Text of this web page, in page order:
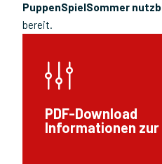
PuppenSpielSommer
bereit.
PDF-Download
Informationen